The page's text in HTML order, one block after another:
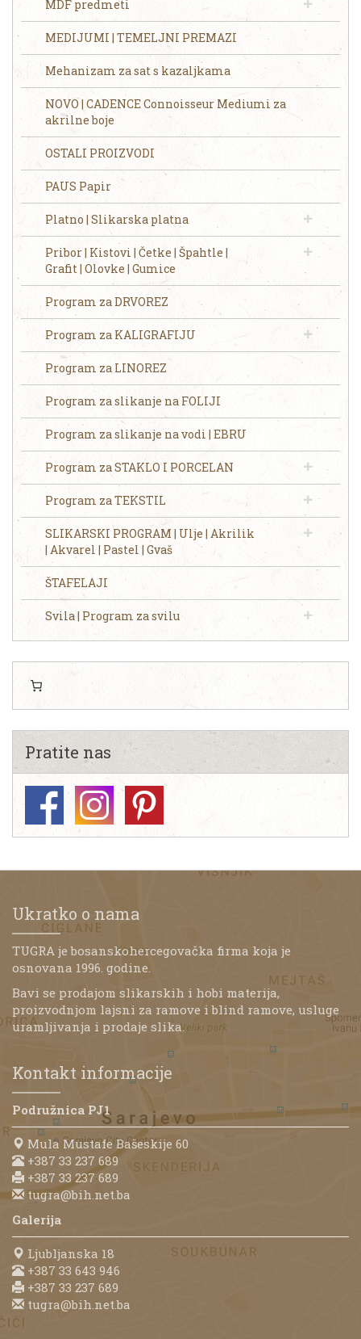
MDF predmeti
MEDIJUMI | TEMELJNI PREMAZI
Mehanizam za sat s kazaljkama
NOVO | CADENCE Connoisseur Mediumi za
akrilne boje
OSTALI PROIZVODI
PAUS Papir
Platno | Slikarska platna
Pribor | Kistovi | Četke | Špahtle |
Grafit | Olovke | Gumice
Program za DRVOREZ
Program za KALIGRAFIJU
Program za LINOREZ
Program za slikanje na FOLIJI
Program za slikanje na vodi | EBRU
Program za STAKLO I PORCELAN
Program za TEKSTIL
SLIKARSKI PROGRAM | Ulje | Akrilik
| Akvarel | Pastel | Gvaš
ŠTAFELAJI
Svila | Program za svilu
Pratite nas
Ukratko o nama
TUGRA je bosanskohercegovačka firma koja je
osnovana 1996. godine.
Bavi se prodajom slikarskih i hobi materija,
proizvodnjom lajsni za ramove i blind ramove, usluge
uramljivanja i prodaje slika.
Kontakt informacije
Podružnica PJ1
Mula Mustafe Bašeskije 60
+387 33 237 689
+387 33 237 689
tugra@bih.net.ba
Galerija
Ljubljanska 18
+387 33 643 946
+387 33 237 689
tugra@bih.net.ba